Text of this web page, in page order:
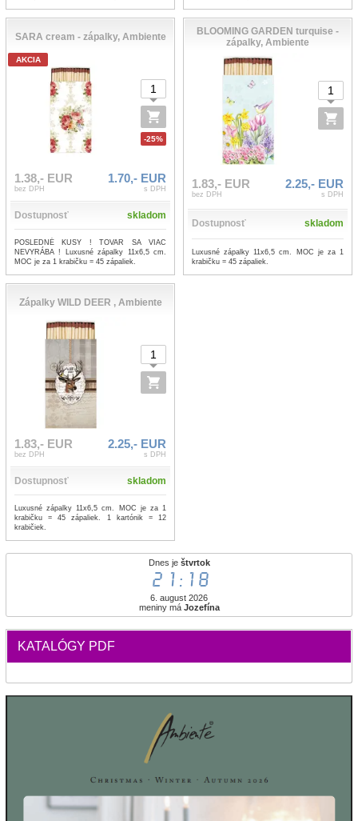
Dnes je štvrtok
21:18
6. august 2026
meniny má Jozefína
KATALÓGY PDF
SARA cream - zápalky, Ambiente
AKCIA
-25%
1.38,- EUR
bez DPH
1.70,- EUR
s DPH
Dostupnosť skladom
POSLEDNÉ KUSY ! TOVAR SA VIAC
NEVYRÁBA ! Luxusné zápalky 11x6,5 cm.
MOC je za 1 krabičku = 45 zápaliek.
BLOOMING GARDEN turquise -
zápalky, Ambiente
1.83,- EUR
bez DPH
2.25,- EUR
s DPH
Dostupnosť skladom
Luxusné zápalky 11x6,5 cm. MOC je za 1
krabičku = 45 zápaliek.
Zápalky WILD DEER , Ambiente
1.83,- EUR
bez DPH
2.25,- EUR
s DPH
Dostupnosť skladom
Luxusné zápalky 11x6,5 cm. MOC je za 1
krabičku = 45 zápaliek. 1 kartónik = 12
krabičiek.